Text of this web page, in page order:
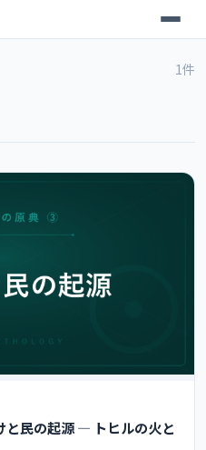
1件
と民の起源 ― トヒルの火と